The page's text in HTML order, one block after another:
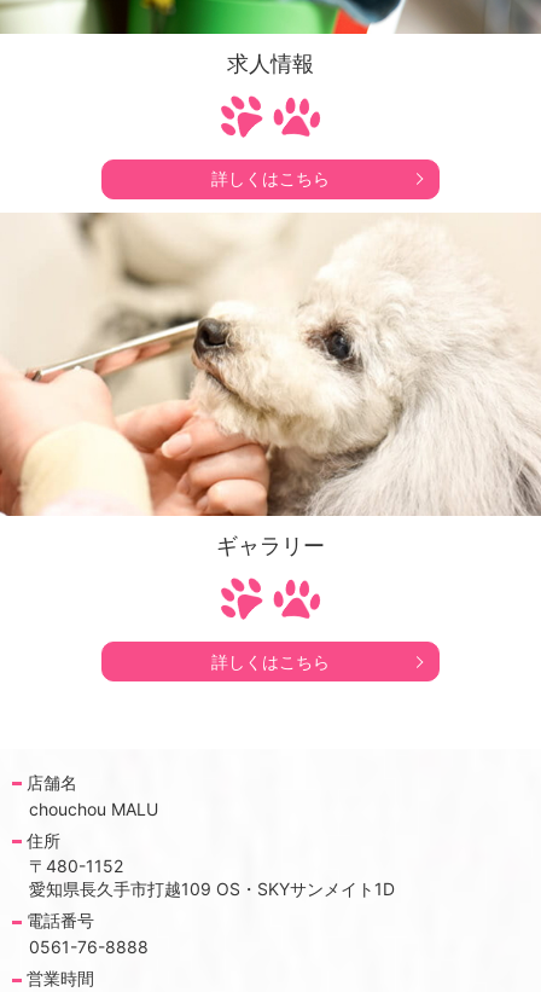
求人情報
詳しくはこちら
ギャラリー
詳しくはこちら
店舗名
chouchou MALU
住所
〒480-1152
愛知県長久手市打越109 OS・SKYサンメイト1D
電話番号
0561-76-8888
営業時間